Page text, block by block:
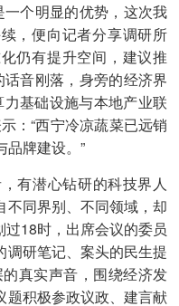
个明显的优势，这次我
，便向记者分享调研所
仍有提升空间，建议推
话音刚落，身旁的经济界
基础设施与本地产业联
：“西宁冷凉蔬菜已远销
牌建设。”
有潜心钻研的科技界人
同界别、不同领域，却
18时，出席会议的委员
研笔记、案头的民生提
真实声音，围绕经济发
题积极参政议政、建言献